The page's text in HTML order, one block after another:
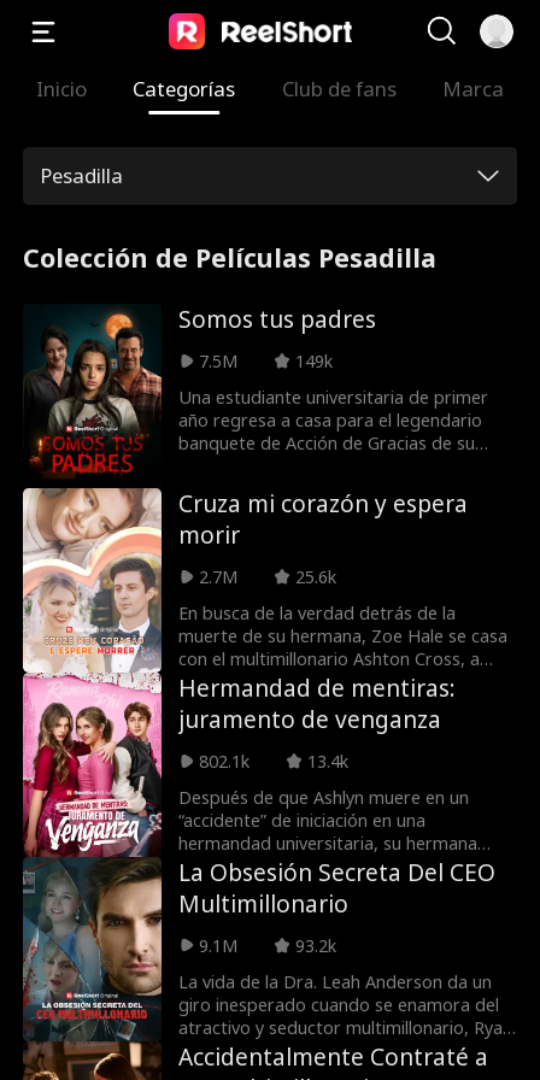
Inicio Categorías Club de fans Marca
Pesadilla
Colección de Películas Pesadilla
Somos tus padres
7.5M
149k
Una estudiante universitaria de primer
año regresa a casa para el legendario
banquete de Acción de Gracias de su
anda muy mal con sus padres.
Cruza mi corazón y espera
morir
2.7M
25.6k
En busca de la verdad detrás de la
muerte de su hermana, Zoe Hale se casa
con el multimillonario Ashton Cross, a
quien sospecha que es la asesina. Sin
embargo, a medida que lo conoce mejor,
descubre la verdad más retorcida y el
amor más poderoso de lo que podría
haber imaginado.
Hermandad de mentiras:
juramento de venganza
802.1k
13.4k
Después de que Ashlyn muere en un
“accidente” de iniciación en una
hermandad universitaria, su hermana
gemela idéntica, June, ocupa su lugar
para vengarse de los verdaderos
asesinos: la mejor amiga traicionera de
Ashlyn y su novio, miembro de una
fraternidad.
La Obsesión Secreta Del CEO
Multimillonario
9.1M
93.2k
La vida de la Dra. Leah Anderson da un
giro inesperado cuando se enamora del
atractivo y seductor multimillonario, Ryan
Carter, cuya obsesión lo convierte en un
amante peligroso. Su apasionado
Accidentalmente Contraté a